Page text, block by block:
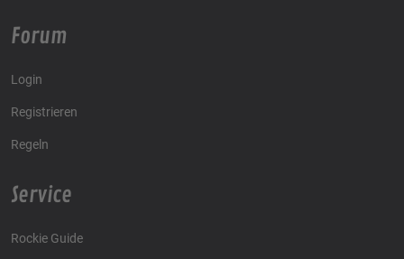
Forum
Login
Registrieren
Regeln
Service
Rockie Guide